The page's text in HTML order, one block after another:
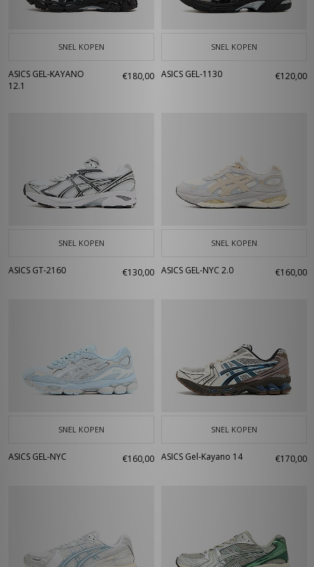
SNEL KOPEN
ASICS GEL-KAYANO
12.1
€180,00
SNEL KOPEN
ASICS GEL-1130 €120,00
SNEL KOPEN
ASICS GT-2160 €130,00
SNEL KOPEN
ASICS GEL-NYC 2.0 €160,00
SNEL KOPEN
ASICS GEL-NYC €160,00
SNEL KOPEN
ASICS Gel-Kayano 14 €170,00